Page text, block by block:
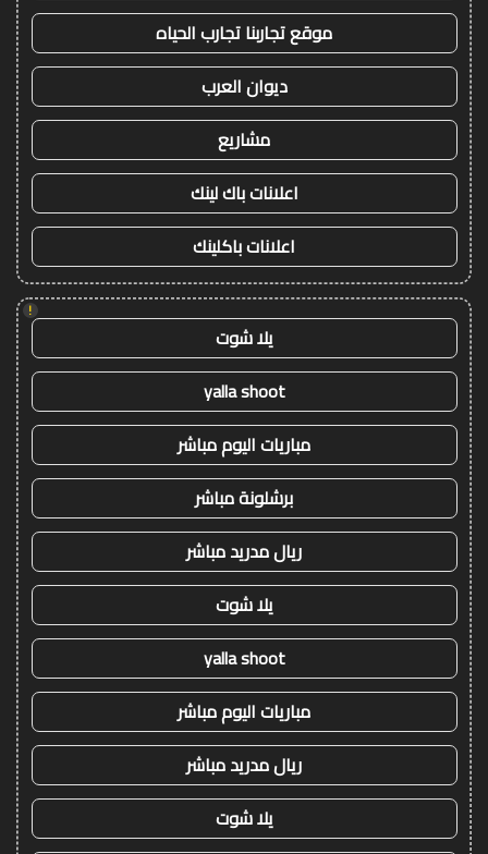
موقع تجاربنا تجارب الحياه
ديوان العرب
مشاريع
اعلانات باك لينك
اعلانات باكلينك
!
يلا شوت
yalla shoot
مباريات اليوم مباشر
برشلونة مباشر
ريال مدريد مباشر
يلا شوت
yalla shoot
مباريات اليوم مباشر
ريال مدريد مباشر
يلا شوت